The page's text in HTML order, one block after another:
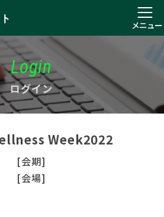
メニュー
Login
ログイン
Week2022
[会期]
[会場]